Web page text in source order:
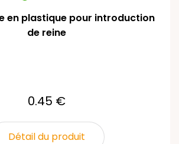
en plastique pour introduction
de reine
0.45 €
Détail du produit